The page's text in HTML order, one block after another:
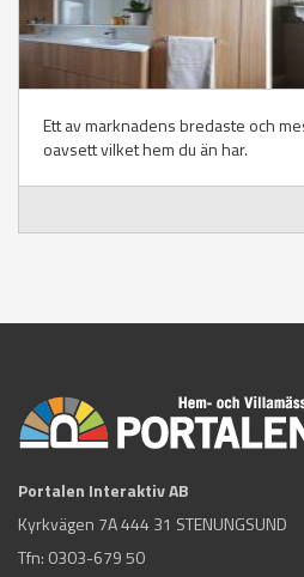
Ett av marknadens bredaste och
oavsett vilket hem du än har.
Portalen Interaktiv AB
Kyrkvägen 7A 444 31 STENUNGSUND
Tfn: 0303-679 50